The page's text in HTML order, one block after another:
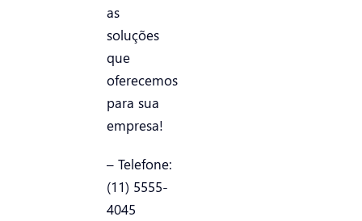
as
soluções
que
oferecemos
para sua
empresa!
– Telefone:
(11) 5555-
4045